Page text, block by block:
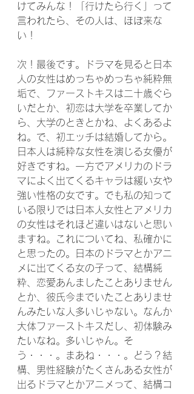
けてみんな！「行けたら行く」って
言われたら、その人は、ほぼ来な
い！
次！最後です。ドラマを見ると日本
人の女性はめっちゃめっちゃ純粋無
垢で、ファーストキスは二十歳ぐら
いだとか、初恋は大学を卒業してか
ら、大学のときとかね、よくあるよ
ね。で、初エッチは結婚してから。
日本人は純粋な女性を演じる女優が
好きですね。一方でアメリカのドラ
マによく出てくるキャラは緩い女や
強い性格の女です。でも私の知って
いる限りでは日本人女性とアメリカ
の女性はそれほど違いはないと思い
ますね。これについてね、私確かに
と思ったの。日本のドラマとかアニ
メに出てくる女の子って、結構純
粋、恋愛あんましたことありません
とか、彼氏今までいたことありませ
んみたいな人多いじゃない。なんか
大体ファーストキスだし、初体験み
たいなね。多いじゃん。そ
う・・・。まあね・・・。どう？結
構、男性経験がたくさんある女性が
出るドラマとかアニメって、結構コ